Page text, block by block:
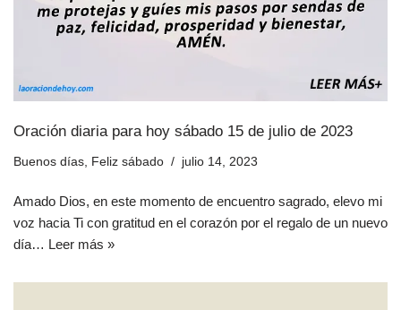
Oración diaria para hoy sábado 15 de julio de 2023
Buenos días Feliz sábado julio 14, 2023
Amado Dios, en este momento de encuentro sagrado, elevo mi
voz hacia Ti con gratitud en el corazón por el regalo de un nuevo
día… Leer más »